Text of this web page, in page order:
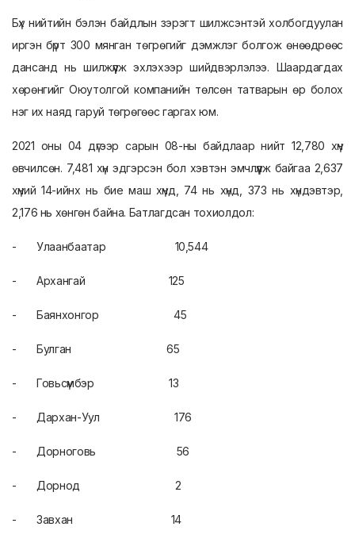
Бүх нийтийн бэлэн байдлын зэрэгт шилжсэнтэй холбогдуулан
иргэн бүрт 300 мянган төгрөгийг дэмжлэг болгож өнөөдрөөс
дансанд нь шилжүүлж эхлэхээр шийдвэрлэлээ. Шаардагдах
хөрөнгийг Оюутолгой компанийн төлсөн татварын өр болох
нэг их наяд гаруй төгрөгөөс гаргах юм.
2021 оны 04 дүгээр сарын 08-ны байдлаар нийт 12,780 хүн
өвчилсөн. 7,481 хүн эдгэрсэн бол хэвтэн эмчлүүлж байгаа 2,637
хүний 14-ийнх нь бие маш хүнд, 74 нь хүнд, 373 нь хүндэвтэр,
2,176 нь хөнгөн байна. Батлагдсан тохиолдол:
- Улаанбаатар 10,544
- Архангай 125
- Баянхонгор 45
- Булган 65
- Говьсүмбэр 13
- Дархан-Уул 176
- Дорноговь 56
- Дорнод 2
- Завхан 14